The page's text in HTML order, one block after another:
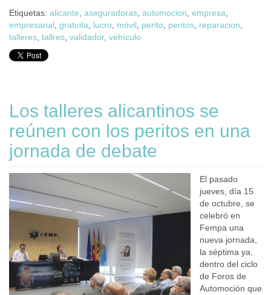
Etiquetas: alicante aseguradoras automocion empresa
empresarial gratuita lucro móvil perito peritos reparacion
talleres tallres validador, vehículo
Los talleres alicantinos se
reúnen con los peritos en una
jornada de debate
El pasado
jueves, día 15
de octubre, se
celebró en
Fempa una
nueva jornada,
la séptima ya,
dentro del ciclo
de Foros de
Automoción que